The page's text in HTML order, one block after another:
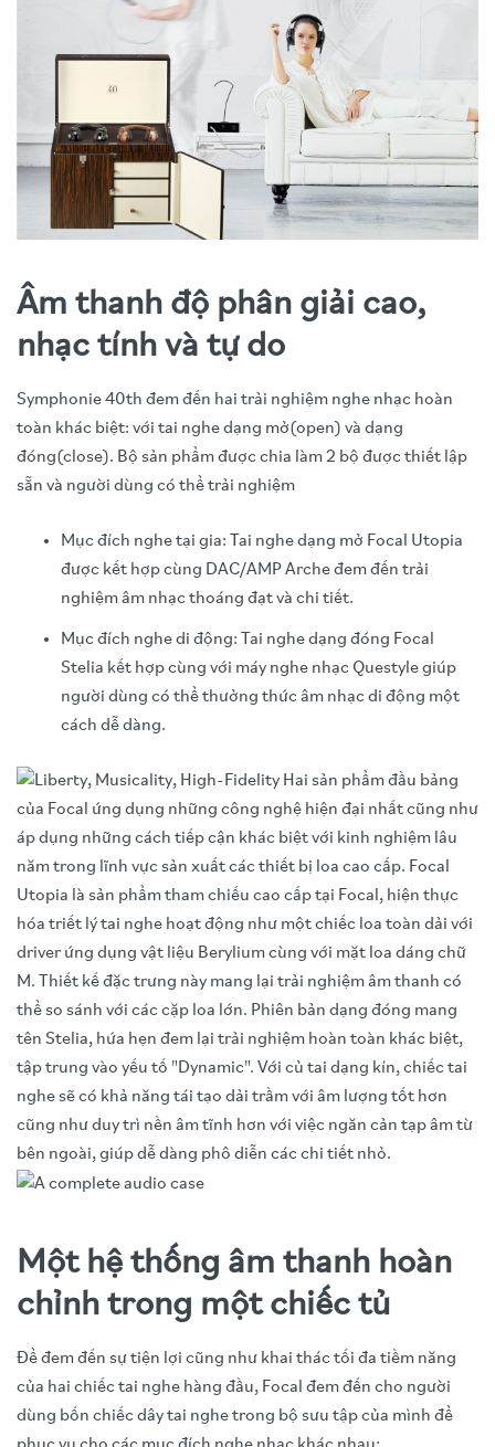
Âm thanh độ phân giải cao,
nhạc tính và tự do
Symphonie 40th đem đến hai trải nghiệm nghe nhạc hoàn
toàn khác biệt: với tai nghe dạng mở(open) và dạng
đóng(close). Bộ sản phẩm được chia làm 2 bộ được thiết lập
sẵn và người dùng có thể trải nghiệm
Mục đích nghe tại gia: Tai nghe dạng mở Focal Utopia
được kết hợp cùng DAC/AMP Arche đem đến trải
nghiệm âm nhạc thoáng đạt và chi tiết.
Mục đích nghe di động: Tai nghe dạng đóng Focal
Stelia kết hợp cùng với máy nghe nhạc Questyle giúp
người dùng có thể thưởng thức âm nhạc di động một
cách dễ dàng.
Hai sản phẩm đầu bảng
của Focal ứng dụng những công nghệ hiện đại nhất cũng như
áp dụng những cách tiếp cận khác biệt với kinh nghiệm lâu
năm trong lĩnh vực sản xuất các thiết bị loa cao cấp. Focal
Utopia là sản phẩm tham chiếu cao cấp tại Focal, hiện thực
hóa triết lý tai nghe hoạt động như một chiếc loa toàn dải với
driver ứng dụng vật liệu Berylium cùng với mặt loa dáng chữ
M. Thiết kế đặc trưng này mang lại trải nghiệm âm thanh có
thể so sánh với các cặp loa lớn. Phiên bản dạng đóng mang
tên Stelia, hứa hẹn đem lại trải nghiệm hoàn toàn khác biệt,
tập trung vào yếu tố "Dynamic". Với củ tai dạng kín, chiếc tai
nghe sẽ có khả năng tái tạo dải trầm với âm lượng tốt hơn
cũng như duy trì nền âm tĩnh hơn với việc ngăn cản tạp âm từ
bên ngoài, giúp dễ dàng phô diễn các chi tiết nhỏ.
Một hệ thống âm thanh hoàn
chỉnh trong một chiếc tủ
Để đem đến sự tiện lợi cũng như khai thác tối đa tiềm năng
của hai chiếc tai nghe hàng đầu, Focal đem đến cho người
dùng bốn chiếc dây tai nghe trong bộ sưu tập của mình để